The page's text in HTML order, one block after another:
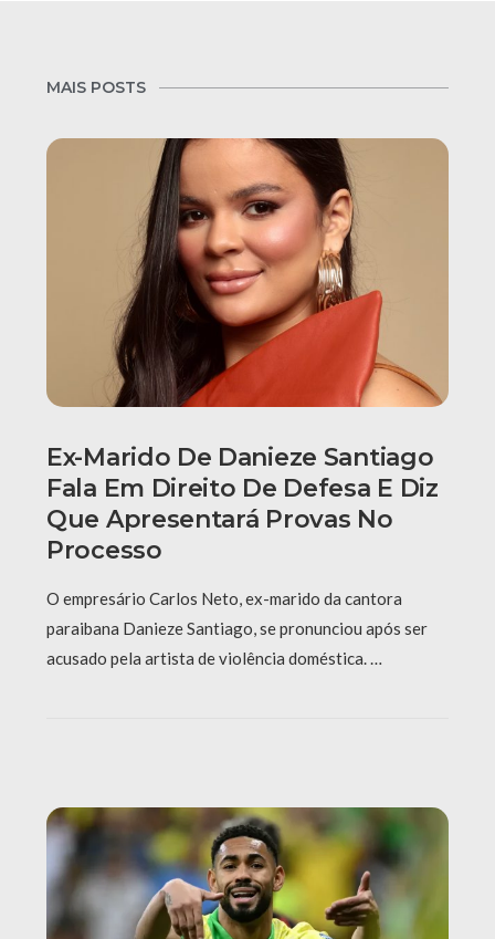
MAIS POSTS
Ex-Marido De Danieze Santiago
Fala Em Direito De Defesa E Diz
Que Apresentará Provas No
Processo
O empresário Carlos Neto, ex-marido da cantora
paraibana Danieze Santiago, se pronunciou após ser
acusado pela artista de violência doméstica. …